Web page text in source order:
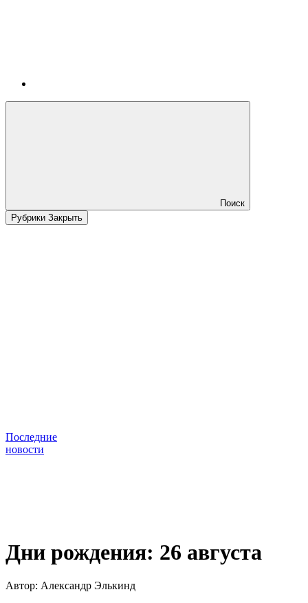
Поиск
Рубрики Закрыть
Последние
новости
Дни рождения: 26 августа
Автор: Александр Элькинд